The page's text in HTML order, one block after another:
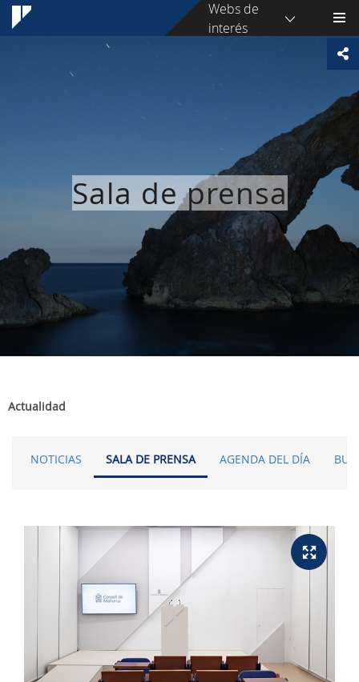
Webs de
interés
Sala de prensa
Actualidad
NOTICIAS SALA DE PRENSA AGENDA DEL DÍA